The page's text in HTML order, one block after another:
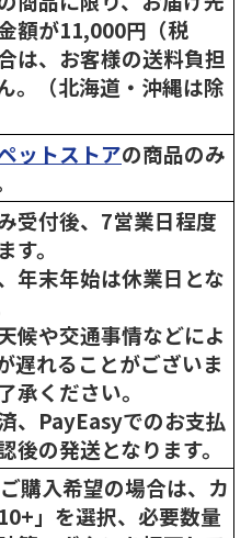
額が11,000円（税
は、お客様の送料負担
。（北海道・沖縄は除
ットストアの商品のみ
受付後、7営業日程度
す。
年末年始は休業日とな
候や交通事情などによ
遅れることがございま
承ください。
、PayEasyでのお支払
後の発送となります。
購入希望の場合は、カ
」を選択、必要数量